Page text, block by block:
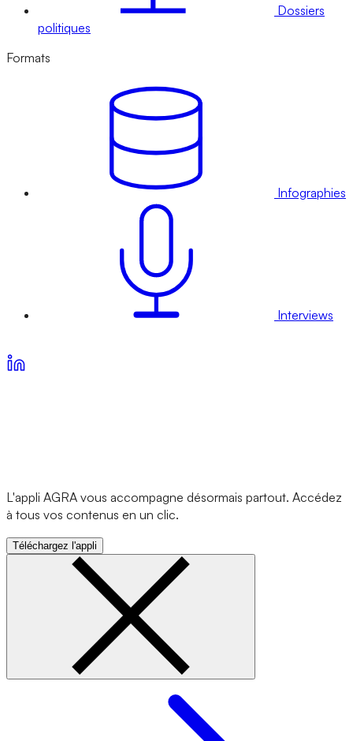
Dossiers
politiques
Formats
Infographies
Interviews
L'appli AGRA vous accompagne désormais partout. Accédez
à tous vos contenus en un clic.
Téléchargez l'appli